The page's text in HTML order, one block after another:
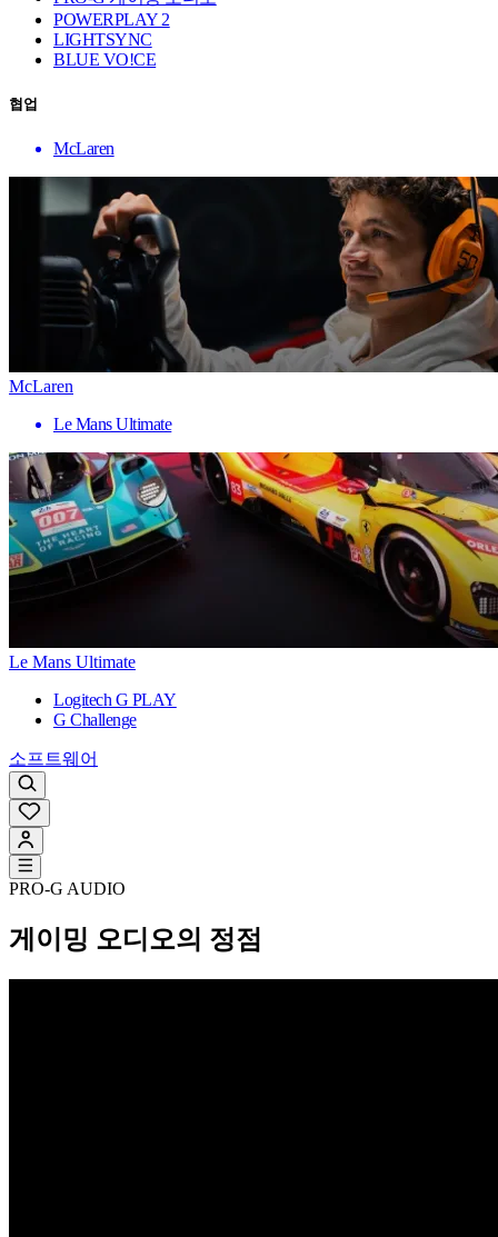
POWERPLAY 2
LIGHTSYNC
BLUE VO!CE
협업
McLaren
McLaren
Le Mans Ultimate
Le Mans Ultimate
Logitech G PLAY
G Challenge
소프트웨어
PRO-G AUDIO
게이밍 오디오의 정점